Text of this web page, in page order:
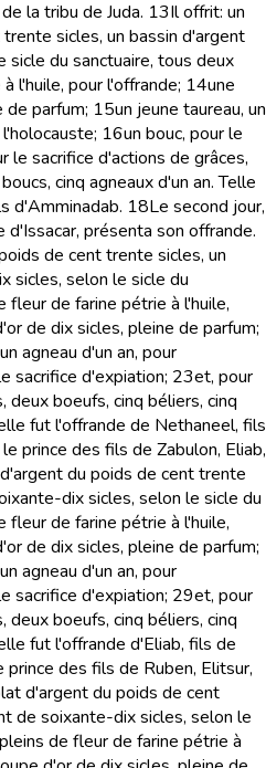
la tribu de Juda. 13Il offrit: un
sicles, un bassin d'argent
du sanctuaire, tous deux
l'huile, pour l'offrande; 14une
de parfum; 15un jeune taureau, un
16un bouc, pour le
le sacrifice d'actions de grâces,
cinq agneaux d'un an. Telle
d'Amminadab. 18Le second jour,
d'Issacar, présenta son offrande.
de cent trente sicles, un
sicles, selon le sicle du
fleur de farine pétrie à l'huile,
de dix sicles, pleine de parfum;
agneau d'un an, pour
sacrifice d'expiation; 23et, pour
deux boeufs, cinq béliers, cinq
fut l'offrande de Nethaneel, fils
prince des fils de Zabulon, Eliab,
du poids de cent trente
dix sicles, selon le sicle du
fleur de farine pétrie à l'huile,
de dix sicles, pleine de parfum;
agneau d'un an, pour
sacrifice d'expiation; 29et, pour
deux boeufs, cinq béliers, cinq
fut l'offrande d'Eliab, fils de
prince des fils de Ruben, Elitsur,
d'argent du poids de cent
de soixante-dix sicles, selon le
de fleur de farine pétrie à